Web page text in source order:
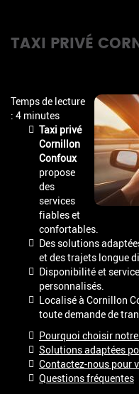
TAXI PRIVÉ
Temps de lecture
: 4 minutes
Taxi privé
Cornillon
Confoux
propose
des
services
fiables et
confortables.
Des solutions
et des trajets longue
Disponibilité et
personnalisés.
Localisé à Cornillon
toute demande de
Pourquoi choisir
Solutions adaptées
Contactez-nous pour
Questions fréquentes